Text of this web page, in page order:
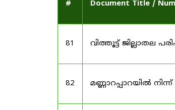
# Document Title /
81 വിത്തൂട്ട് ജില്ലാതല
82 മണ്ണാറപ്പാറയിൽ